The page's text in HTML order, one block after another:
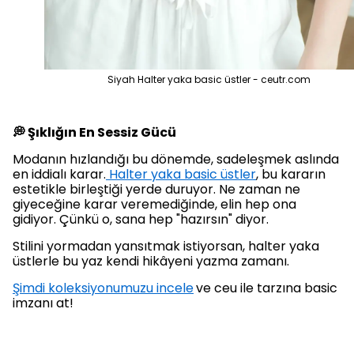
Siyah Halter yaka basic üstler - ceutr.com
💭 Şıklığın En Sessiz Gücü
Modanın hızlandığı bu dönemde, sadeleşmek aslında
en iddialı karar. Halter yaka basic üstler, bu kararın
estetikle birleştiği yerde duruyor. Ne zaman ne
giyeceğine karar veremediğinde, elin hep ona
gidiyor. Çünkü o, sana hep "hazırsın" diyor.
Stilini yormadan yansıtmak istiyorsan, halter yaka
üstlerle bu yaz kendi hikâyeni yazma zamanı.
Şimdi koleksiyonumuzu inceleve ceu ile tarzına basic
imzanı at!